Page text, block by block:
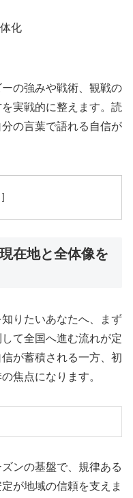
化
の強みや戦術、観戦の
実戦的に整えます。読
の言葉で語れる自信が
在地と全体像を
りたいあなたへ、まず
て全国へ進む流れが定
が蓄積される一方、初
焦点になります。
ンの基盤で、規律ある
が地域の信頼を支えま